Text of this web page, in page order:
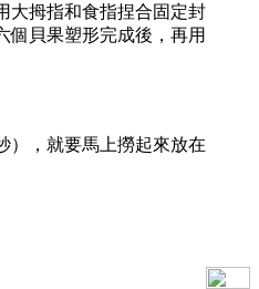
大拇指和食指捏合固定封
個貝果塑形完成後，再用
），就要馬上撈起來放在